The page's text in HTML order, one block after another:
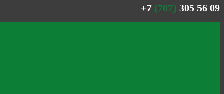
+7 (707) 305 56 09